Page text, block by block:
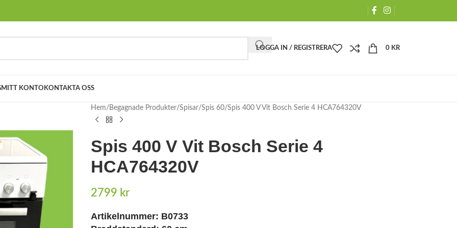
LOGGA IN / REGISTRERA 0 KR
MITT KONTO KONTAKTA OSS
Hem Begagnade Produkter Spisar Spis 60 Spis 400 V Vit Bosch Serie 4 HCA764320V
Spis 400 V Vit Bosch Serie 4
HCA764320V
2799 kr
Artikelnummer: B0733